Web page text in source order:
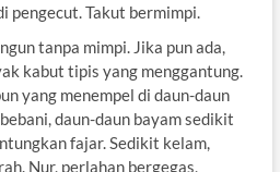
pengecut. Takut bermimpi.
tanpa mimpi. Jika pun ada,
kabut tipis yang menggantung.
yang menempel di daun-daun
daun-daun bayam sedikit
fajar. Sedikit kelam,
Nur, perlahan bergegas,